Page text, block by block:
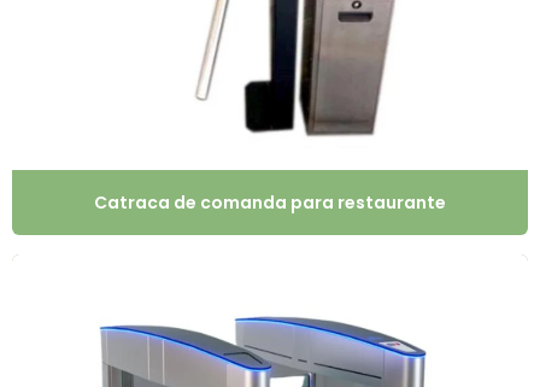
Catraca de comanda para restaurante